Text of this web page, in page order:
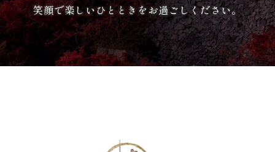
ま
笑顔で楽しいひとときをお過ごしください。